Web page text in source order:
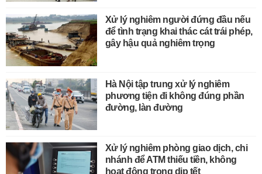
Xử lý nghiêm người đứng đầu nếu
để tình trạng khai thác cát trái phép,
gây hậu quả nghiêm trọng
Hà Nội tập trung xử lý nghiêm
phương tiện đi không đúng phần
đường, làn đường
Xử lý nghiêm phòng giao dịch, chi
nhánh để ATM thiếu tiền, không
hoạt động trong dịp tết